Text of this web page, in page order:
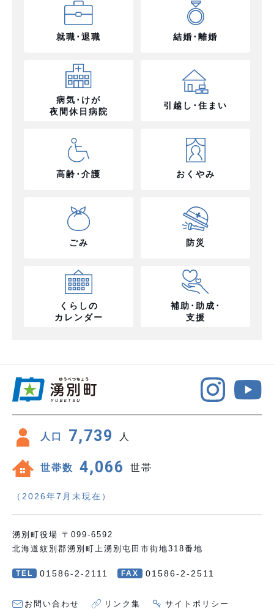
就職･退職 結婚･離婚
病気･けが
夜間休日病院
引越し･住まい
高齢･介護 おくやみ
ごみ 防災
くらしの
カレンダー
補助･助成･
支援
人口 7,739 人
世帯数 4,066 世帯
（2026年7月末現在）
湧別町役場 〒099-6592
北海道紋別郡湧別町上湧別屯田市街地318番地
TEL 01586-2-2111 FAX 01586-2-2511
お問い合わせ リンク集 サイトポリシー